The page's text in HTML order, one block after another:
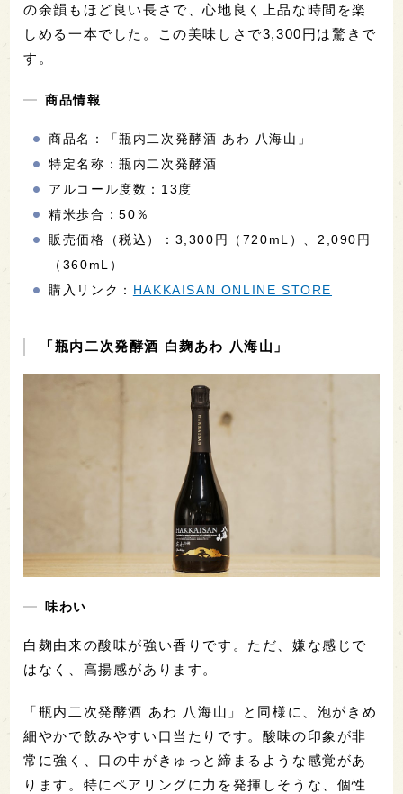
の余韻もほど良い長さで、心地良く上品な時間を楽
しめる一本でした。この美味しさで3,300円は驚きで
す。
商品情報
商品名：「瓶内二次発酵酒 あわ 八海山」
特定名称：瓶内二次発酵酒
アルコール度数：13度
精米歩合：50％
販売価格（税込）：3,300円（720mL）、2,090円
（360mL）
購入リンク： HAKKAISAN ONLINE STORE
「瓶内二次発酵酒 白麹あわ 八海山」
味わい
白麹由来の酸味が強い香りです。ただ、嫌な感じで
はなく、高揚感があります。
「瓶内二次発酵酒 あわ 八海山」と同様に、泡がきめ
細やかで飲みやすい口当たりです。酸味の印象が非
常に強く、口の中がきゅっと締まるような感覚があ
ります。特にペアリングに力を発揮しそうな、個性